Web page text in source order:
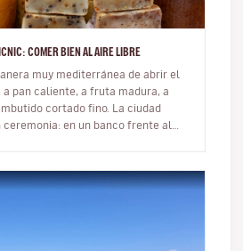
COMER BIEN AL AIRE LIBRE
muy mediterránea de abrir el
a pan caliente, a fruta madura, a
cortado fino. La ciudad
ceremonia: en un banco frente al